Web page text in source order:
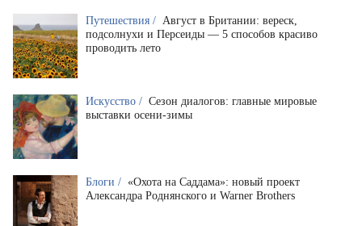
Путешествия / Август в Британии: вереск,
подсолнухи и Персеиды — 5 способов красиво
проводить лето
Искусство / Сезон диалогов: главные мировые
выставки осени-зимы
Блоги / «Охота на Саддама»: новый проект
Александра Роднянского и Warner Brothers